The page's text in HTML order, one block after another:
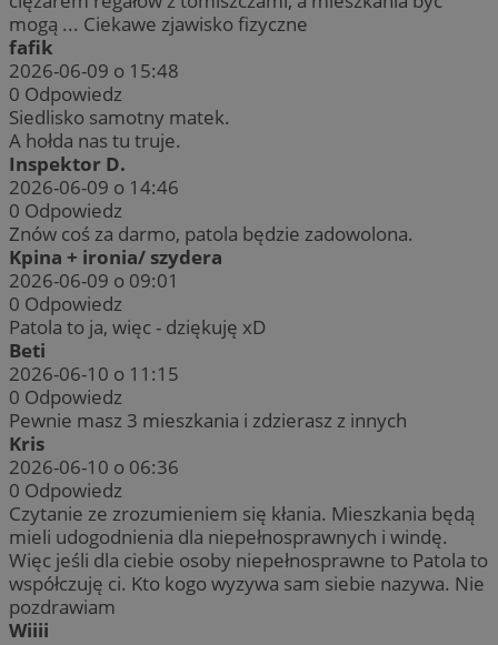
mogą ... Ciekawe zjawisko fizyczne
fafik
2026-06-09 o 15:48
0 Odpowiedz
Siedlisko samotny matek.
A hołda nas tu truje.
Inspektor D.
2026-06-09 o 14:46
0 Odpowiedz
Znów coś za darmo, patola będzie zadowolona.
Kpina + ironia/ szydera
2026-06-09 o 09:01
0 Odpowiedz
Patola to ja, więc - dziękuję xD
Beti
2026-06-10 o 11:15
0 Odpowiedz
Pewnie masz 3 mieszkania i zdzierasz z innych
Kris
2026-06-10 o 06:36
0 Odpowiedz
Czytanie ze zrozumieniem się kłania. Mieszkania będą
mieli udogodnienia dla niepełnosprawnych i windę.
Więc jeśli dla ciebie osoby niepełnosprawne to Patola to
współczuję ci. Kto kogo wyzywa sam siebie nazywa. Nie
pozdrawiam
Wiiii